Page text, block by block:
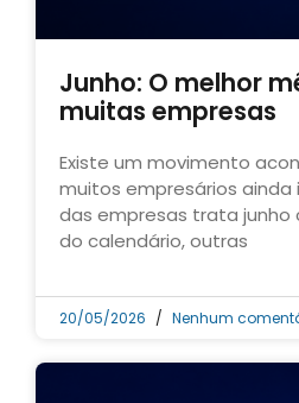
Junho: O melhor
muitas empresas
Existe um movimento
muitos empresários ainda
das empresas trata
do calendário, outras
20/05/2026 Nenhum